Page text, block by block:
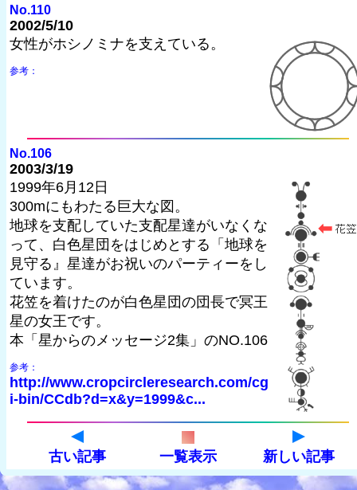
No.110
2002/5/10
女性がホシノミナを支えている。
参考：
No.106
2003/3/19
1999年6月12日
300mにもわたる巨大な図。
地球を支配していた支配星達がいなくな
って、白色星団をはじめとする「地球を
見守る』星達がお祝いのパーティーをし
ています。
花笠を着けたのが白色星団の団長で冥王
星の女王です。
本「星からのメッセージ2集」のNO.106
参考：
http://www.cropcircleresearch.com/cg
i-bin/CCdb?d=x&y=1999&c...
古い記事 一覧表示 新しい記事